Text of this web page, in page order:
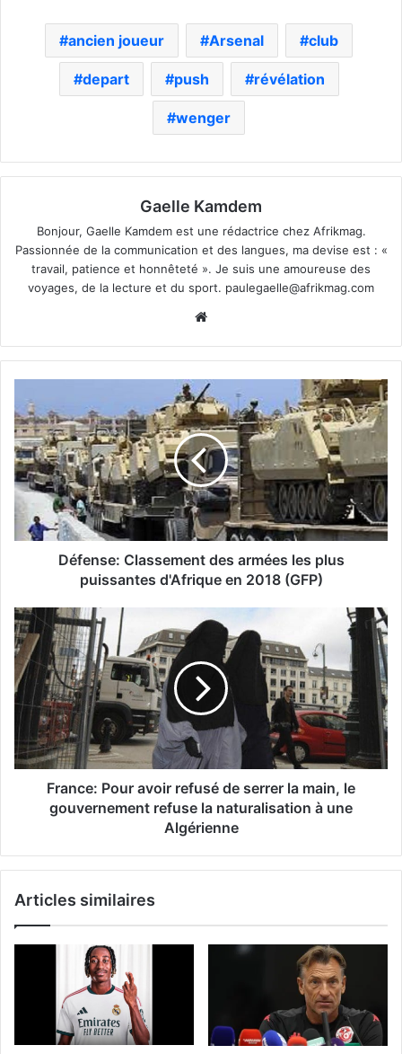
ancien joueur Arsenal club
depart push révélation
wenger
Gaelle Kamdem
Bonjour, Gaelle Kamdem est une rédactrice chez Afrikmag.
Passionnée de la communication et des langues, ma devise est : «
travail, patience et honnêteté ». Je suis une amoureuse des
voyages, de la lecture et du sport. paulegaelle@afrikmag.com
Défense: Classement des armées les plus
puissantes d'Afrique en 2018 (GFP)
France: Pour avoir refusé de serrer la main, le
gouvernement refuse la naturalisation à une
Algérienne
Articles similaires